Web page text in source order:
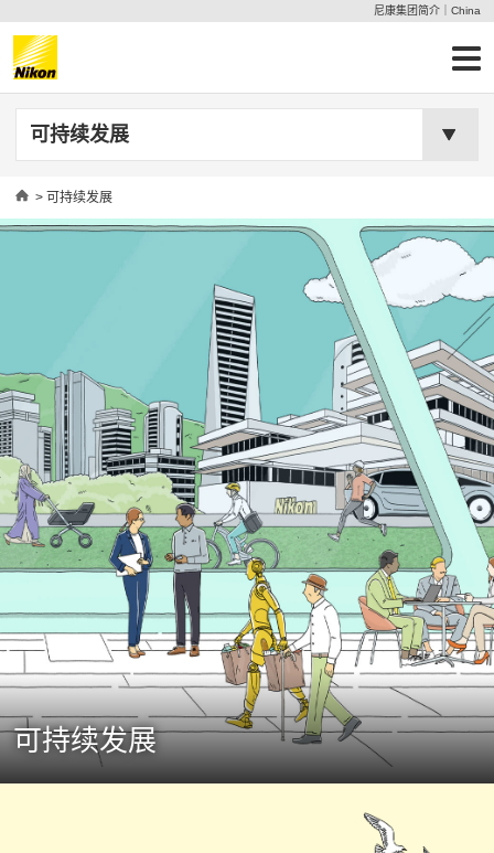
尼康集团简介｜China
可持续发展
Home
> 可持续发展
可持续发展